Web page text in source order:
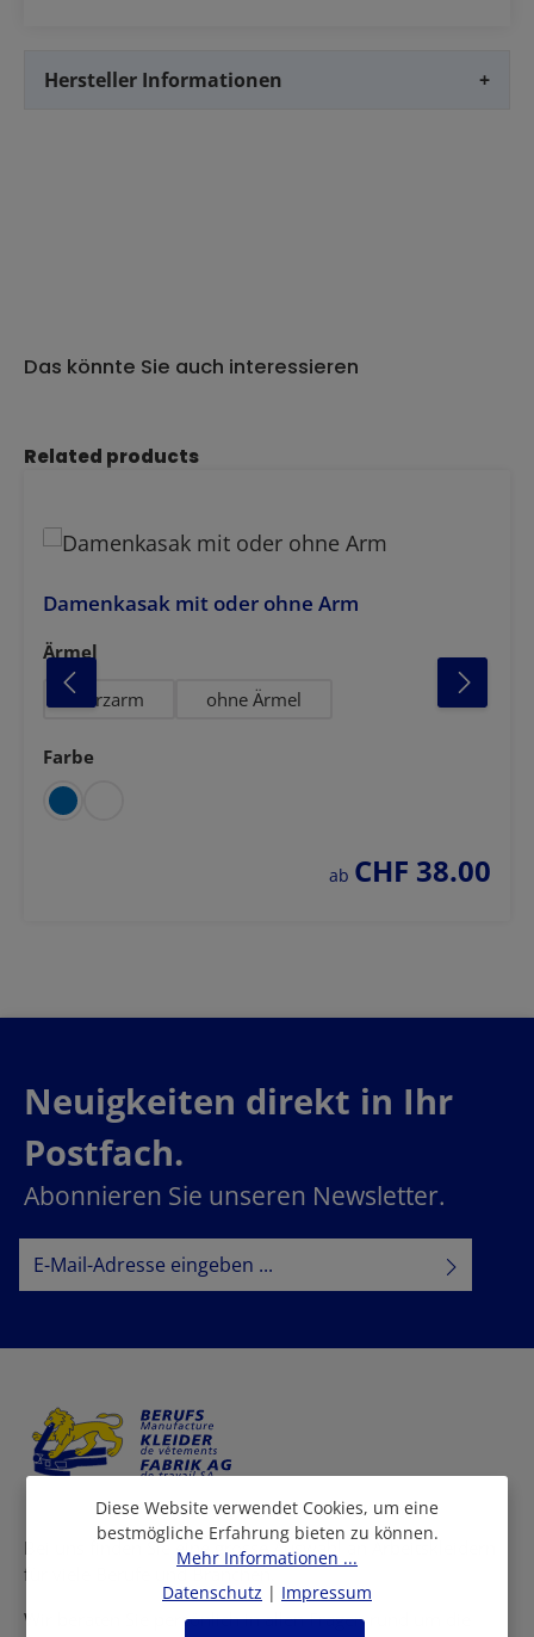
Hersteller Informationen +
Das könnte Sie auch interessieren
Produktgalerie überspringen
Related products
Damenkasak mit oder ohne Arm
Ärmel
Kurzarm ohne Ärmel
Farbe
auswählen
regulärer preis:
ab CHF 38.00
Neuigkeiten direkt in Ihr
Postfach.
Abonnieren Sie unseren Newsletter.
E-Mail-Adresse*
Ich habe dieDatenschutzbestimmungenzur Kenntnis
Bei uns finden Sie eine grosse Auswahl an Arbeitskleidern
für viele Berufe und Branchen.
Wir beraten Sie persönlich in allen Fragen rund um die
Diese Website verwendet Cookies, um eine
bestmögliche Erfahrung bieten zu können.
Mehr Informationen ...
Datenschutz | Impressum